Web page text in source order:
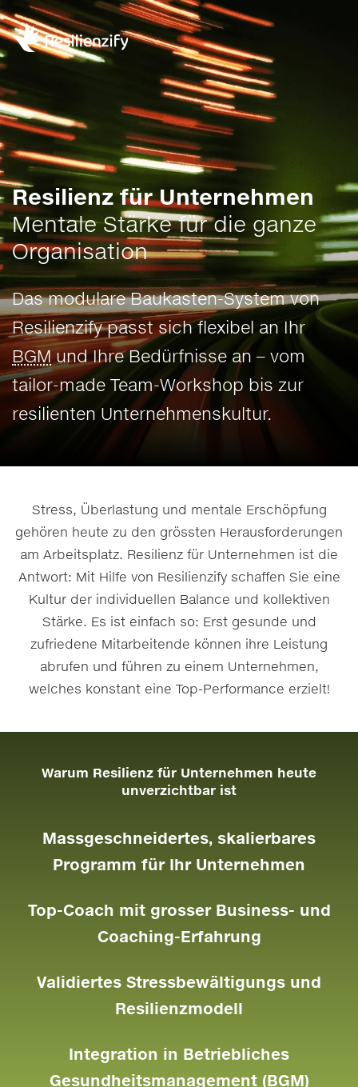
Resilienz für Unternehmen
Mentale Stärke für die ganze
Organisation
Das modulare Baukasten-System von
Resilienzify passt sich flexibel an Ihr
BGMund Ihre Bedürfnisse an – vom
tailor-made Team-Workshop bis zur
resilienten Unternehmenskultur.
Stress, Überlastung und mentale Erschöpfung
gehören heute zu den grössten Herausforderungen
am Arbeitsplatz. Resilienz für Unternehmen ist die
Antwort: Mit Hilfe von Resilienzify schaffen Sie eine
Kultur der individuellen Balance und kollektiven
Stärke. Es ist einfach so: Erst gesunde und
zufriedene Mitarbeitende können ihre Leistung
abrufen und führen zu einem Unternehmen,
welches konstant eine Top-Performance erzielt!
Warum Resilienz für Unternehmen heute
unverzichtbar ist
Massgeschneidertes, skalierbares
Programm für Ihr Unternehmen
Top-Coach mit grosser Business- und
Coaching-Erfahrung
Validiertes Stressbewältigungs und
Resilienzmodell
Integration in Betriebliches
Gesundheitsmanagement (BGM)